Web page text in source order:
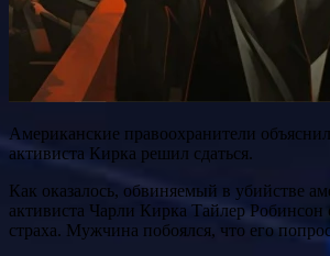
Американские правоохранители
активиста Кирка решил сдаться.
Как оказалось, обвиняемый в убийстве
активиста Чарли Кирка Тайлер Робинсон
страха. Мужчина побоялся, что его